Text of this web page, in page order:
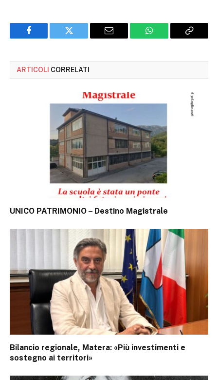
Facebook Twitter Email WhatsApp Copy
ARTICOLI CORRELATI
UNICO PATRIMONIO – Destino Magistrale
Bilancio regionale, Matera: «Più investimenti e
sostegno ai territori»